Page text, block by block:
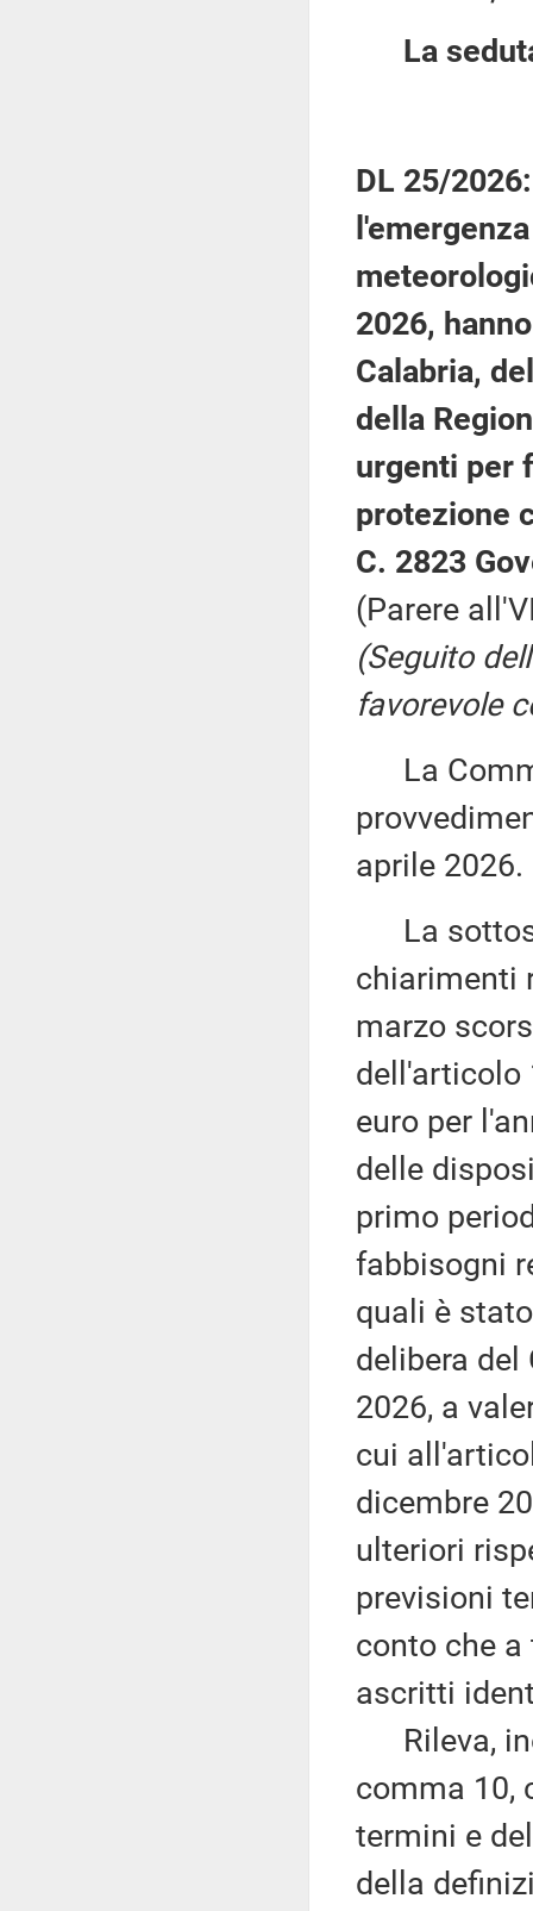
La
DL 25/
2026,
Calabria,
della
urgenti per
protezione
C. 2823
(Parere
(Seguito
favorevole
La
aprile 2026.
La
chiarimenti
marzo
dell'articolo
euro per
delle
primo
fabbisogni
quali è
delibera
2026, a
cui
dicembre
ulteriori
previsioni
conto che
ascritti
Rileva,
comma 10,
termini e
della